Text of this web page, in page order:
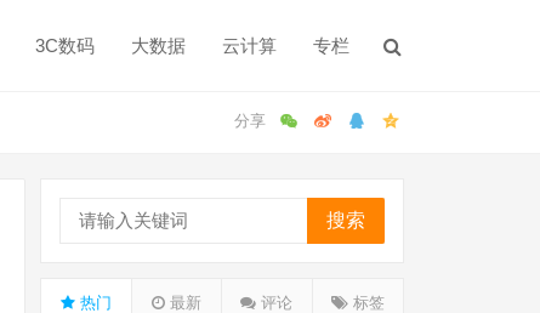
3C数码 大数据 云计算 专栏
搜索
热门 最新 评论 标签